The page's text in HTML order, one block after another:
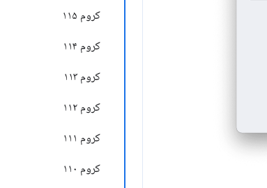
کروم ۱۱۵
کروم ۱۱۴
کروم ۱۱۳
کروم ۱۱۲
کروم ۱۱۱
کروم ۱۱۰